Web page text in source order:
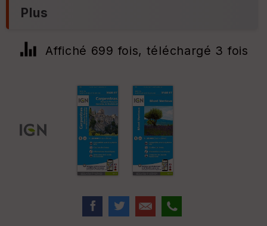
Plus
Affiché 699 fois, téléchargé 3 fois